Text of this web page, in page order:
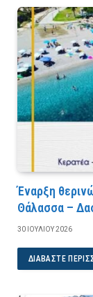
Έναρξη
Θάλασσα –
30 ΙΟΥΛΊΟΥ 2026
ΔΙΑΒΆΣΤΕ